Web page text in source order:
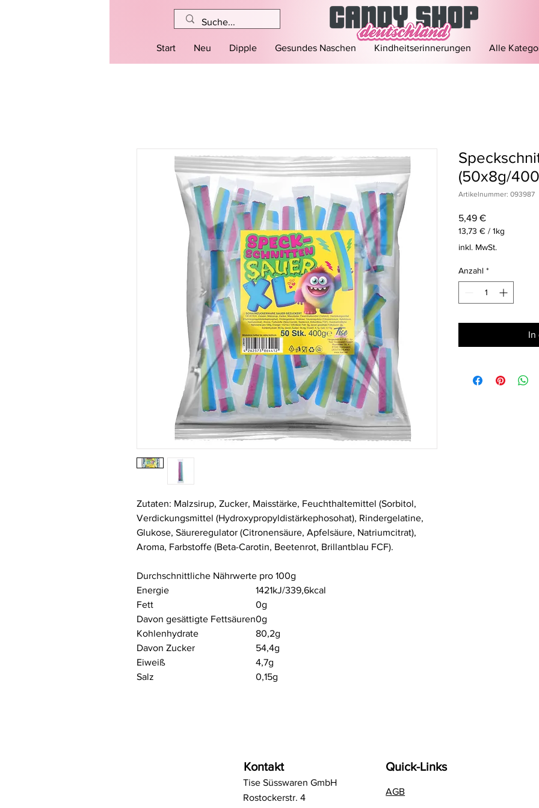
Start Neu Dipple Gesundes Naschen Kindheitserinnerungen Alle
Zutaten: Malzsirup, Zucker, Maisstärke, Feuchthaltemittel (Sorbitol,
Verdickungsmittel (Hydroxypropyldistärkephosohat), Rindergelatine,
Glukose, Säureregulator (Citronensäure, Apfelsäure, Natriumcitrat),
Aroma, Farbstoffe (Beta-Carotin, Beetenrot, Brillantblau FCF).
Durchschnittliche Nährwerte pro 100g
Energie
1421kJ/339,6kcal
Fett
Davon gesättigte Fettsäuren
0g
0g
Kohlenhydrate
Davon Zucker
80,2g
54,4g
Eiweiß
4,7g
Salz
0,15g
(50x8g/
Artikelnummer: 093987
5,49 €Preis
13,73 € / 1kg
13,73 €
pro
Kilogramm
inkl. MwSt.
Anzahl *
In
Kontakt
Tise Süsswaren GmbH
Rostockerstr. 4
Quick-Links
AGB